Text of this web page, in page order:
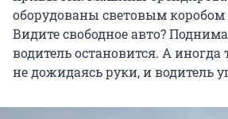
оборудованы световым
Видите свободное авто?
водитель остановится. А иногда
не дожидаясь руки, и водитель